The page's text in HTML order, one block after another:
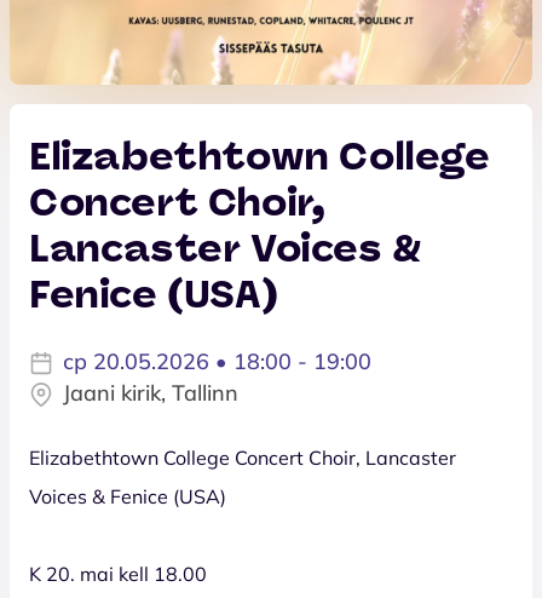
Elizabethtown College
Concert Choir,
Lancaster Voices &
Fenice (USA)
ср 20.05.2026 • 18:00 - 19:00
Jaani kirik, Tallinn
Elizabethtown College Concert Choir, Lancaster
Voices & Fenice (USA)
K 20. mai kell 18.00